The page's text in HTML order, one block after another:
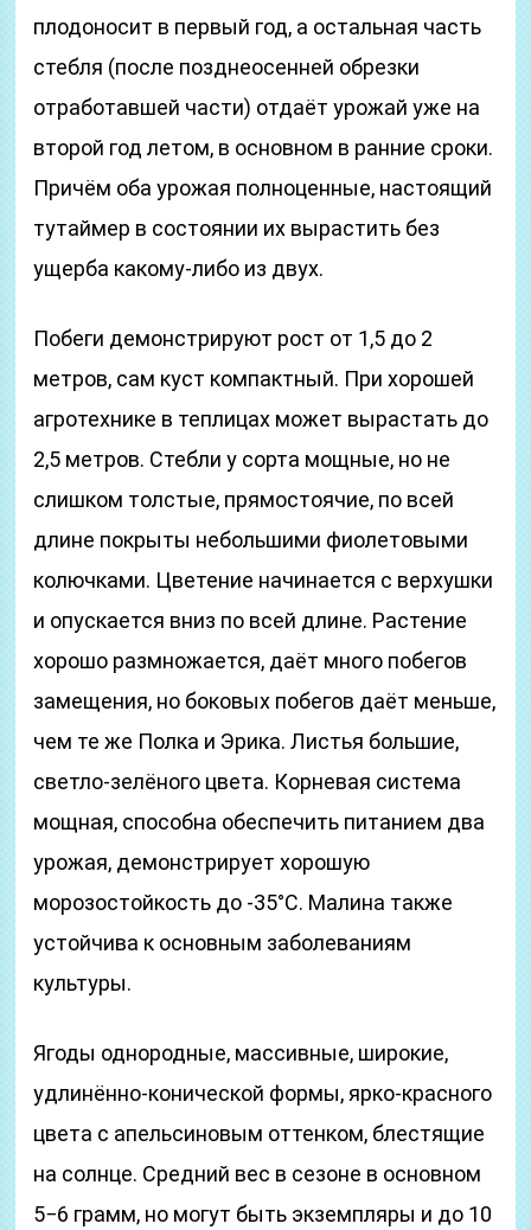
плодоносит в первый год, а остальная часть
стебля (после позднеосенней обрезки
отработавшей части) отдаёт урожай уже на
второй год летом, в основном в ранние сроки.
Причём оба урожая полноценные, настоящий
тутаймер в состоянии их вырастить без
ущерба какому-либо из двух.
Побеги демонстрируют рост от 1,5 до 2
метров, сам куст компактный. При хорошей
агротехнике в теплицах может вырастать до
2,5 метров. Стебли у сорта мощные, но не
слишком толстые, прямостоячие, по всей
длине покрыты небольшими фиолетовыми
колючками. Цветение начинается с верхушки
и опускается вниз по всей длине. Растение
хорошо размножается, даёт много побегов
замещения, но боковых побегов даёт меньше,
чем те же Полка и Эрика. Листья большие,
светло-зелёного цвета. Корневая система
мощная, способна обеспечить питанием два
урожая, демонстрирует хорошую
морозостойкость до -35°С. Малина также
устойчива к основным заболеваниям
культуры.
Ягоды однородные, массивные, широкие,
удлинённо-конической формы, ярко-красного
цвета с апельсиновым оттенком, блестящие
на солнце. Средний вес в сезоне в основном
5−6 грамм, но могут быть экземпляры и до 10